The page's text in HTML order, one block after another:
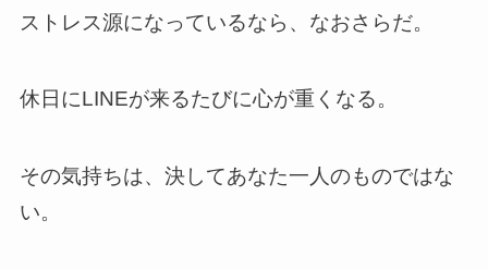
ストレス源になっているなら、なおさらだ。
休日にLINEが来るたびに心が重くなる。
その気持ちは、決してあなた一人のものではな
い。